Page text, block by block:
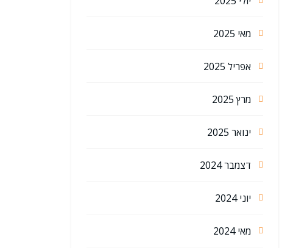
מאי 2025
אפריל 2025
מרץ 2025
ינואר 2025
דצמבר 2024
יוני 2024
מאי 2024